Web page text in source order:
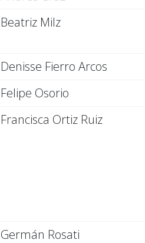
Beatriz Milz
Denisse Fierro Arcos
Felipe Osorio
Francisca Ortiz Ruiz
Germán Rosati